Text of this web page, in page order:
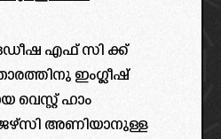
എഫ് സി ക്ക്‌
ഇംഗ്ലീഷ്
വെസ്റ്റ് ഹാം
അണിയാനുള്ള